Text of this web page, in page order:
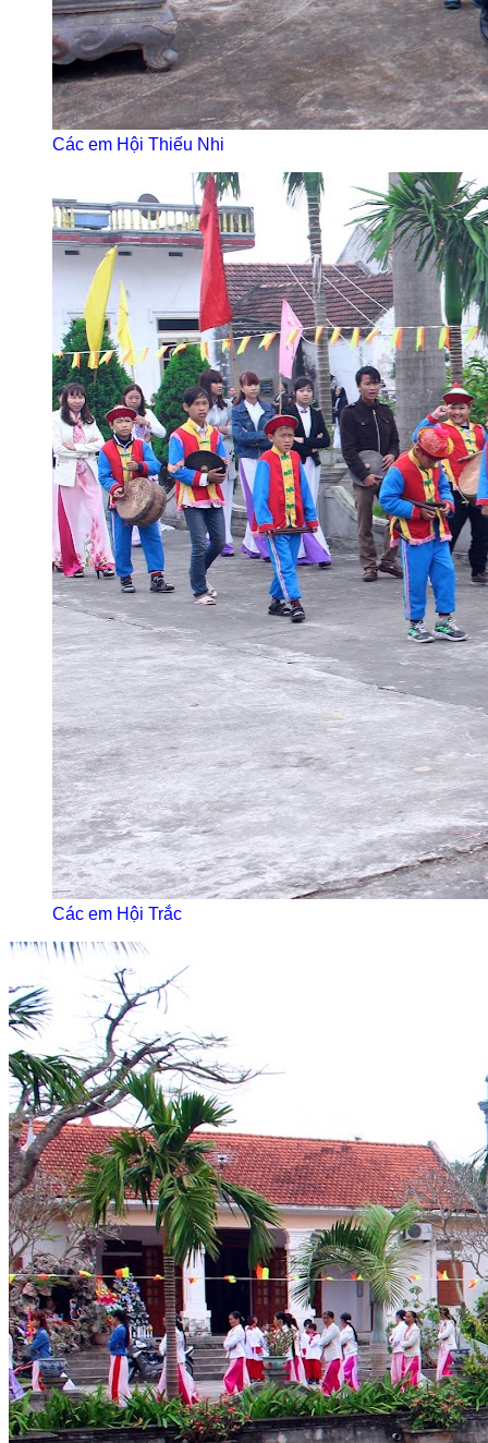
Các em Hội Thiếu Nhi
Các em Hội Trắc